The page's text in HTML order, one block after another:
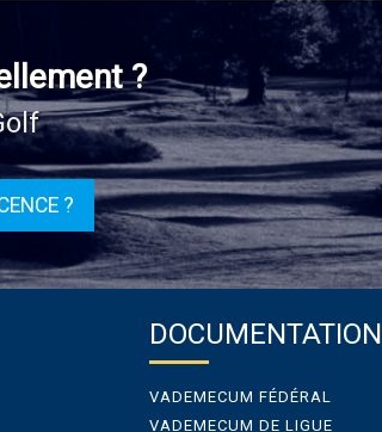
?
?
DOCUMENTATION
VADEMECUM FÉDÉRAL
VADEMECUM DE LIGUE